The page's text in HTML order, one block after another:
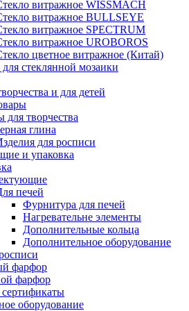
витражное WISSMACH
витражное BULLSEYE
витражное SPECTRUM
витражное UROBOROS
цветное витражное (Китай)
стеклянной мозаики
и для детей
для творчества
глина
для росписи
и упаковка
печей
Фурнитура для печей
Нагревательне элементы
Дополнительные кольца
Дополнительное оборудование
фарфор
фарфор
оборудование